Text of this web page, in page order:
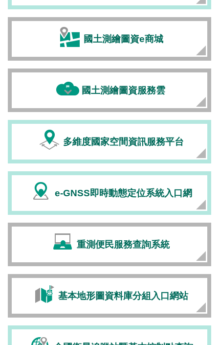
國土測繪圖資e商城
國土測繪圖資服務雲
多維度國家空間資訊服務平台
e-GNSS即時動態定位系統入口網
重測便民服務查詢系統
基本地形圖資料庫分組入口網站